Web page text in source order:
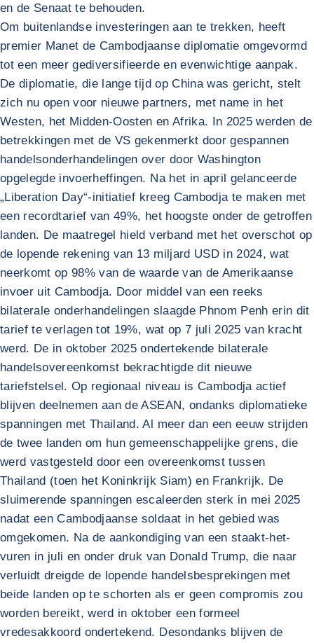
en de Senaat te behouden.
Om buitenlandse investeringen aan te trekken, heeft
premier Manet de Cambodjaanse diplomatie omgevormd
tot een meer gediversifieerde en evenwichtige aanpak.
De diplomatie, die lange tijd op China was gericht, stelt
zich nu open voor nieuwe partners, met name in het
Westen, het Midden-Oosten en Afrika. In 2025 werden de
betrekkingen met de VS gekenmerkt door gespannen
handelsonderhandelingen over door Washington
opgelegde invoerheffingen. Na het in april gelanceerde
„Liberation Day“-initiatief kreeg Cambodja te maken met
een recordtarief van 49%, het hoogste onder de getroffen
landen. De maatregel hield verband met het overschot op
de lopende rekening van 13 miljard USD in 2024, wat
neerkomt op 98% van de waarde van de Amerikaanse
invoer uit Cambodja. Door middel van een reeks
bilaterale onderhandelingen slaagde Phnom Penh erin dit
tarief te verlagen tot 19%, wat op 7 juli 2025 van kracht
werd. De in oktober 2025 ondertekende bilaterale
handelsovereenkomst bekrachtigde dit nieuwe
tariefstelsel. Op regionaal niveau is Cambodja actief
blijven deelnemen aan de ASEAN, ondanks diplomatieke
spanningen met Thailand. Al meer dan een eeuw strijden
de twee landen om hun gemeenschappelijke grens, die
werd vastgesteld door een overeenkomst tussen
Thailand (toen het Koninkrijk Siam) en Frankrijk. De
sluimerende spanningen escaleerden sterk in mei 2025
nadat een Cambodjaanse soldaat in het gebied was
omgekomen. Na de aankondiging van een staakt-het-
vuren in juli en onder druk van Donald Trump, die naar
verluidt dreigde de lopende handelsbesprekingen met
beide landen op te schorten als er geen compromis zou
worden bereikt, werd in oktober een formeel
vredesakkoord ondertekend. Desondanks blijven de